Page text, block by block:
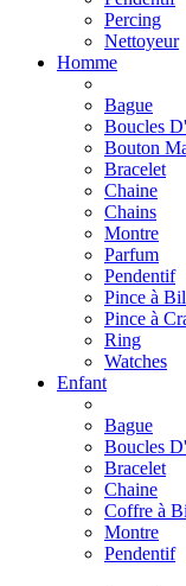
Percing
Nettoyeur
Homme
Bague
Boucles
Bouton
Bracelet
Chaine
Chains
Montre
Parfum
Pendentif
Pince à
Pince à
Ring
Watches
Enfant
Bague
Boucles
Bracelet
Chaine
Coffre à
Montre
Pendentif